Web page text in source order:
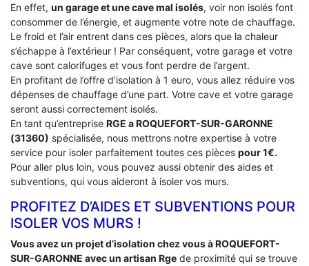
En effet, un garage et une cave mal isolés, voir non isolés font
consommer de l’énergie, et augmente votre note de chauffage.
Le froid et l’air entrent dans ces pièces, alors que la chaleur
s’échappe à l’extérieur ! Par conséquent, votre garage et votre
cave sont calorifuges et vous font perdre de l’argent.
En profitant de l’offre d’isolation à 1 euro, vous allez réduire vos
dépenses de chauffage d’une part. Votre cave et votre garage
seront aussi correctement isolés.
En tant qu’entreprise RGE a ROQUEFORT-SUR-GARONNE
(31360) spécialisée, nous mettrons notre expertise à votre
service pour isoler parfaitement toutes ces pièces pour 1€.
Pour aller plus loin, vous pouvez aussi obtenir des aides et
subventions, qui vous aideront à isoler vos murs.
PROFITEZ D’AIDES ET SUBVENTIONS POUR
ISOLER VOS MURS !
Vous avez un projet d’isolation chez vous à ROQUEFORT-
SUR-GARONNE avec un artisan Rge de proximité qui se trouve